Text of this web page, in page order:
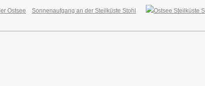
Sonnenaufgang an der Steilküste Stohl